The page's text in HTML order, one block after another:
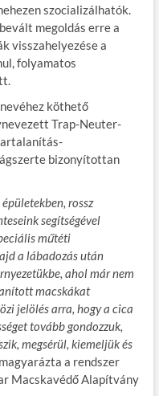
szocializálhatók.
megoldás erre a
visszahelyezése a
folyamatos
köthető
Trap-Neuter-
bizonyítottan
rossz
segítségével
műtéti
a lábadozás után
ahol már nem
macskákat
jelölés arra, hogy a cica
tovább gondozzuk,
megsérül, kiemeljük és
a rendszer
Macskavédő Alapítvány